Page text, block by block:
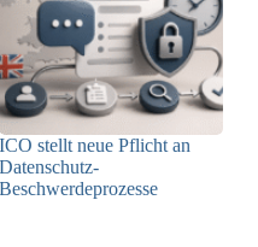
ICO stellt neue Pflicht an
Datenschutz-
Beschwerdeprozesse